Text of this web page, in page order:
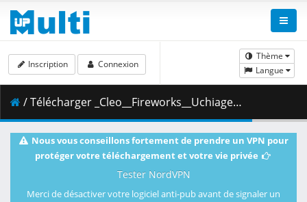
Thème
Langue
Inscription Connexion
/ Télécharger _Cleo__Fireworks__Uchiage_Hanabi___Dual_Audio_10bit_BD1080p_x265_.mkv.002 ( 377.22 MB )
Nous vous conseillons fortement de prendre un VPN pour
protéger votre téléchargement et votre vie privée
Tester NordVPN
Merci de désactiver votre logiciel anti-pub avant de signaler un